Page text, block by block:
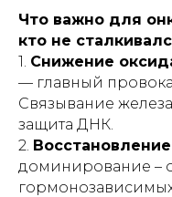
Что важно для
кто не
1. Снижение
— главный
Связывание
защита ДНК.
2.
доминирование –